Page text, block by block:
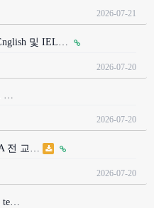
2026-07-21
및 IEL…
2026-07-20
…
2026-07-20
전 교…
2026-07-20